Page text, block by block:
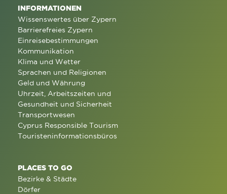
INFORMATIONEN
Wissenswertes über Zypern
Barrierefreies Zypern
Einreisebestimmungen
Kommunikation
Klima und Wetter
Sprachen und Religionen
Geld und Währung
Uhrzeit, Arbeitszeiten und
Gesundheit und Sicherheit
Transportwesen
Cyprus Responsible Tourism
Touristeninformationsbüros
PLACES TO GO
Bezirke & Städte
Dörfer